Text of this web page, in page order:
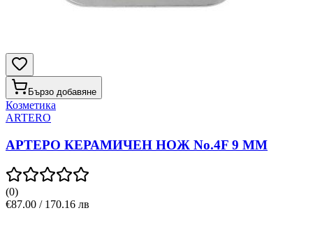
Бързо добавяне
Козметика
ARTERO
АРТЕРО КЕРАМИЧЕН НОЖ No.4F 9 MM
(0)
€87.00 / 170.16 лв